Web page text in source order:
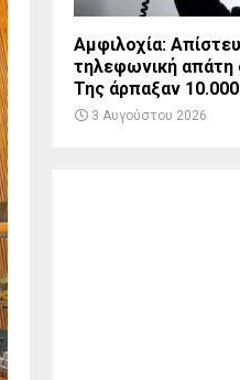
Αμφιλοχία:
τηλεφωνική απάτη
Της άρπαξαν
3 Αυγούστου 2026